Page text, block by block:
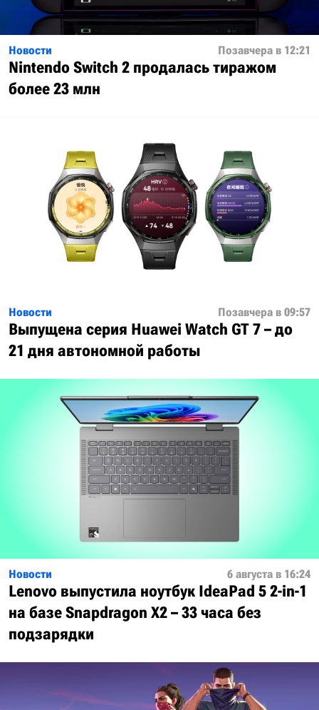
Новости Позавчера в 12:21
Nintendo Switch 2 продалась тиражом
более 23 млн
Новости Позавчера в 09:57
Выпущена серия Huawei Watch GT 7 – до
21 дня автономной работы
Новости 6 августа в 16:24
Lenovo выпустила ноутбук IdeaPad 5 2-in-1
на базе Snapdragon X2 – 33 часа без
подзарядки